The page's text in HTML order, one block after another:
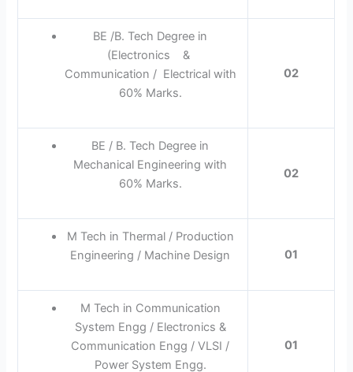
BE /B. Tech Degree in
(Electronics &
Communication / Electrical with
60% Marks.
02
BE / B. Tech Degree in
Mechanical Engineering with
60% Marks.
02
M Tech in Thermal / Production
Engineering / Machine Design
01
M Tech in Communication
System Engg / Electronics &
Communication Engg / VLSI /
Power System Engg.
01